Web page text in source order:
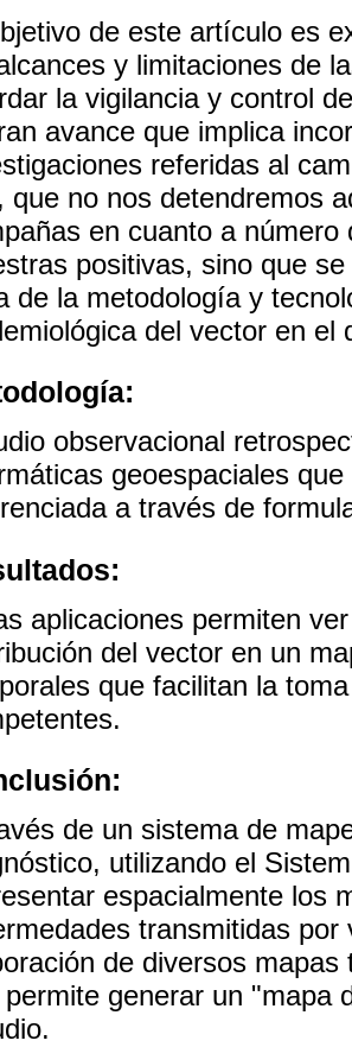
de este artículo es
y limitaciones de
la vigilancia y control
avance que implica
referidas al
que no nos detendremos
en cuanto a
positivas, sino que
de la metodología y
del vector en el
observacional
geoespaciales
a través de
aplicaciones permiten
del vector en un
que facilitan la
de un sistema de
utilizando el
espacialmente los
transmitidas
de diversos
permite generar un "mapa